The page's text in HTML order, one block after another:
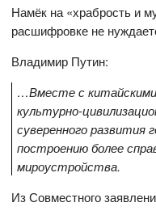
Намёк на «храбрость и
расшифровке не
Владимир Путин:
…Вместе с
культурно-
суверенного развития
построению более
мироустройства.
Из Совместного